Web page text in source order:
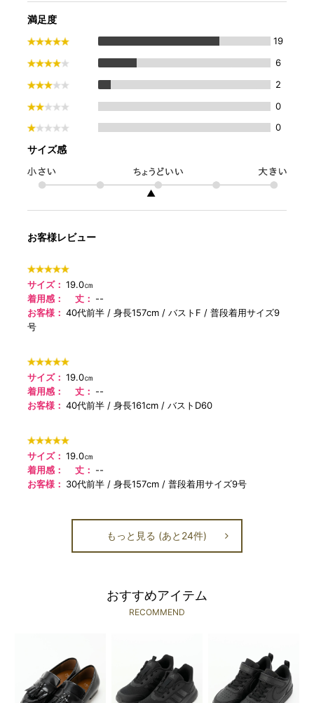
満足度
19
6
2
0
0
サイズ感
▲
お客様レビュー
サイズ：19.0㎝
着用感：
丈： --
お客様：40代前半 身長157cm バストF
普段着用サイズ9
号
サイズ：19.0㎝
着用感：
丈： --
お客様：40代前半 身長161cm バストD60
サイズ：19.0㎝
着用感：
丈： --
お客様： 30代前半 身長157cm 普段着用サイズ9号
もっと見る (あと24件)
おすすめアイテム
RECOMMEND